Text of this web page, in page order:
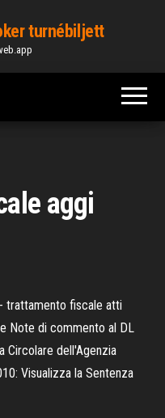
turnébiljett
aggi
trattamento fiscale atti
Note di commento al DL
Circolare dell'Agenzia
Visualizza la Sentenza